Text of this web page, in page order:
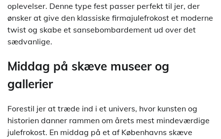
oplevelser. Denne type fest passer perfekt til jer, der
ønsker at give den klassiske firmajulefrokost et moderne
twist og skabe et sansebombardement ud over det
sædvanlige.
Middag på skæve museer og
gallerier
Forestil jer at træde ind i et univers, hvor kunsten og
historien danner rammen om årets mest mindeværdige
julefrokost. En middag på et af Københavns skæve